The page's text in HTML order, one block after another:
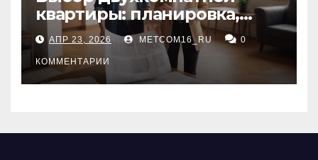
квартиры: планировка,
состояние жилья и
проверка документов
АПР 23, 2026 METCOM16_RU 0
КОММЕНТАРИИ